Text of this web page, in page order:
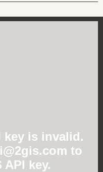
key is invalid.
to
API key.